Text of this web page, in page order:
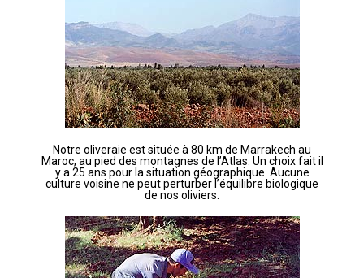
Notre oliveraie est située à 80 km de Marrakech au
Maroc, au pied des montagnes de l’Atlas. Un choix fait il
y a 25 ans pour la situation géographique. Aucune
culture voisine ne peut perturber l’équilibre biologique
de nos oliviers.